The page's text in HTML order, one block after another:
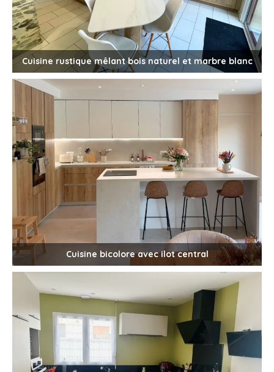
Cuisine rustique mêlant bois naturel et marbre blanc
Cuisine bicolore avec ilot central